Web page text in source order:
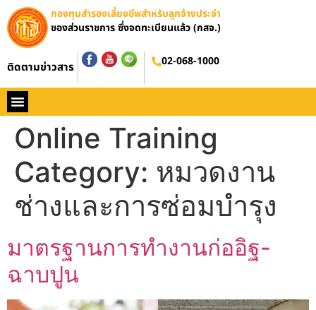
กองทุนสำรองเลี้ยงชีพสำหรับลูกจ้างประจำ
ของส่วนราชการ ซึ่งจดทะเบียนแล้ว (กสจ.)
ติดตามข่าวสาร 02-068-1000
Online Training
Category: หมวดงาน
ช่างและการซ่อมบำรุง
มาตรฐานการทำงานก่ออิฐ-
ฉาบปูน